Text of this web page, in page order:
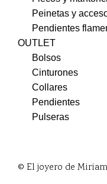
Peinetas y
Pendientes
OUTLET
Bolsos
Cinturones
Collares
Pendientes
Pulseras
© El joyero de